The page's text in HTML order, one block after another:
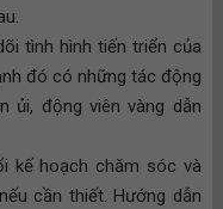
tình hình tiến triển của
đó có những tác động
ủi, động viên vàng dẫn
kế hoạch chăm sóc và
cần thiết. Hướng dẫn